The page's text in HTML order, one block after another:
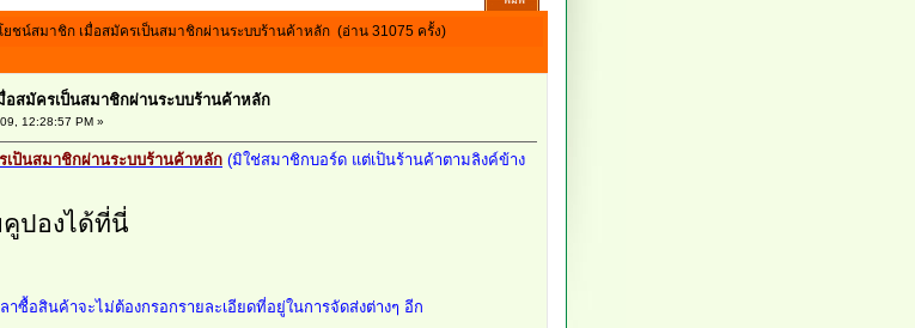
ยชน์สมาชิก เมื่อสมัครเป็นสมาชิกผ่านระบบร้านค้าหลัก (อ่าน 31075 ครั้ง)
อสมัครเป็นสมาชิกผ่านระบบร้านค้าหลัก
12:28:57 PM »
ป็นสมาชิกผ่านระบบร้านค้าหลัก (มิใช่สมาชิกบอร์ด แต่เป็นร้านค้าตามลิงค์ข้าง
ปองได้ที่นี่
าซื้อสินค้าจะไม่ต้องกรอกรายละเอียดที่อยู่ในการจัดส่งต่างๆ อีก